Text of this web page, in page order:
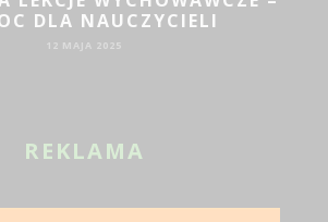
PROMOCYJNE SPRAWDZĄ
REKLAMA